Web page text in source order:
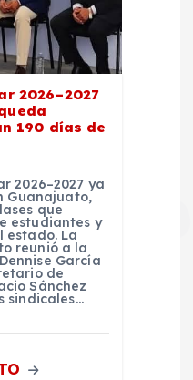
2026–2027
190 días de
2026–2027 ya
Guanajuato,
que
estudiantes y
estado. La
reunió a la
García
de
Sánchez
sindicales…